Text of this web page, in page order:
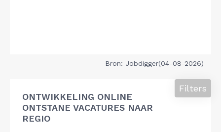
Bron: Jobdigger(04-08-2026)
ONTWIKKELING ONLINE
ONTSTANE VACATURES NAAR
REGIO
Filters